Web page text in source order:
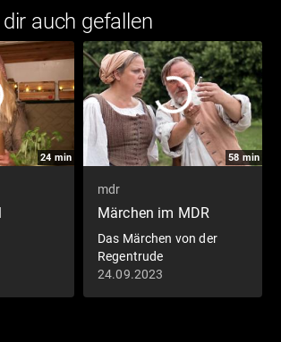
auch gefallen
24 min 58 min
mdr
Märchen im MDR
Das Märchen von der
Regentrude
24.09.2023